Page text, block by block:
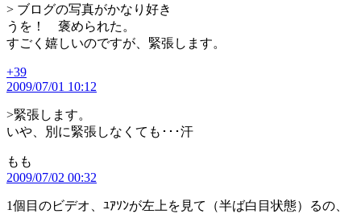
> ブログの写真がかなり好き
うを！ 褒められた。
すごく嬉しいのですが、緊張します。
+39の
発
言:
2009/07/01 10:12
>緊張します。
いや、別に緊張しなくても･･･汗
もも
発
2009/07/02 00:32
1個目のビデオ、ﾕｱｿﾝが左上を見て（半ば白目状態）るの、